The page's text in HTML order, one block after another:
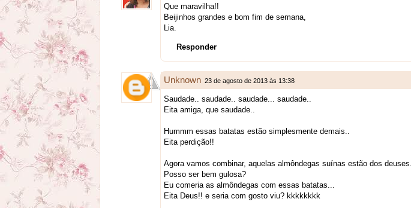
Que maravilha!!
Beijinhos grandes e bom fim de semana,
Lia.
Responder
Unknown 23 de agosto de 2013 às 13:38
Saudade.. saudade.. saudade... saudade..
Eita amiga, que saudade..
Hummm essas batatas estão simplesmente demais..
Eita perdição!!
Agora vamos combinar, aquelas almôndegas suínas estão dos deuses..
Posso ser bem gulosa?
Eu comeria as almôndegas com essas batatas...
Eita Deus!! e seria com gosto viu? kkkkkkkk